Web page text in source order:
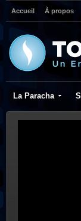
Accueil À propos
La Paracha